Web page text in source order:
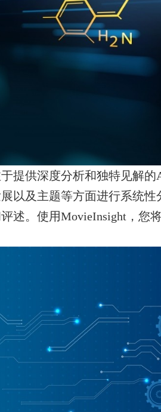
提供深度分析和独特见解
以及主题等方面进行系统性
述。使用MovieInsight，您